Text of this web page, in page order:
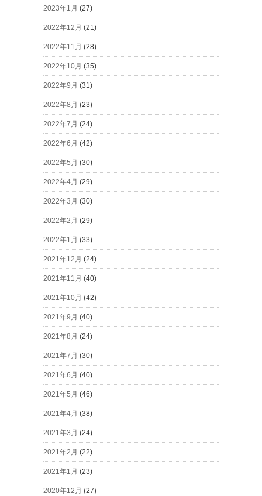
2023年1月 (27)
2022年12月 (21)
2022年11月 (28)
2022年10月 (35)
2022年9月 (31)
2022年8月 (23)
2022年7月 (24)
2022年6月 (42)
2022年5月 (30)
2022年4月 (29)
2022年3月 (30)
2022年2月 (29)
2022年1月 (33)
2021年12月 (24)
2021年11月 (40)
2021年10月 (42)
2021年9月 (40)
2021年8月 (24)
2021年7月 (30)
2021年6月 (40)
2021年5月 (46)
2021年4月 (38)
2021年3月 (24)
2021年2月 (22)
2021年1月 (23)
2020年12月 (27)